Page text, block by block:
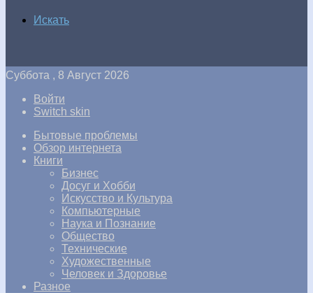
Искать
Суббота , 8 Август 2026
Войти
Switch skin
Бытовые проблемы
Обзор интернета
Книги
Бизнес
Досуг и Хобби
Искусство и Культура
Компьютерные
Наука и Познание
Общество
Технические
Художественные
Человек и Здоровье
Разное